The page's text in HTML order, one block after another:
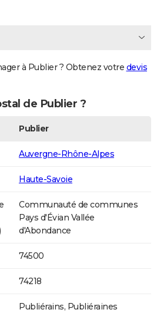
à Publier ? Obtenez votre devis
de Publier ?
Publier
Auvergne-Rhône-Alpes
Haute-Savoie
Communauté de communes
Pays d'Évian Vallée
d'Abondance
74500
74218
Publiérains, Publiéraines